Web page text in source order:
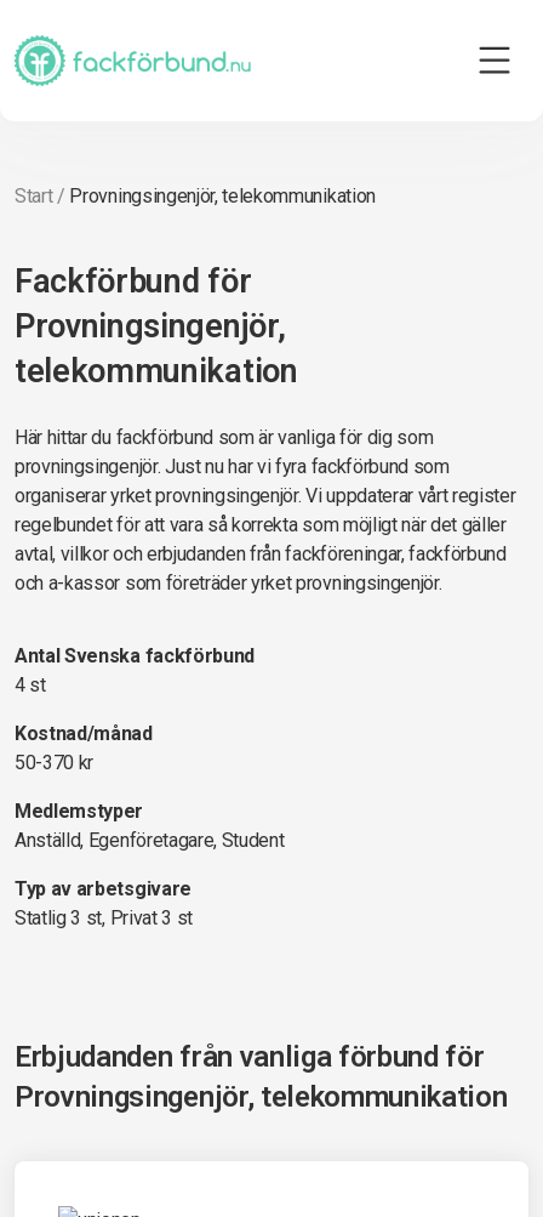
Start/ Provningsingenjör, telekommunikation
Fackförbund för
Provningsingenjör,
telekommunikation
Här hittar du fackförbund som är vanliga för dig som
provningsingenjör. Just nu har vi fyra fackförbund som
organiserar yrket provningsingenjör. Vi uppdaterar vårt register
regelbundet för att vara så korrekta som möjligt när det gäller
avtal, villkor och erbjudanden från fackföreningar, fackförbund
och a-kassor som företräder yrket provningsingenjör.
Antal Svenska fackförbund
4 st
Kostnad/månad
50-370 kr
Medlemstyper
Anställd, Egenföretagare, Student
Typ av arbetsgivare
Statlig 3 st, Privat 3 st
Erbjudanden från vanliga förbund för
Provningsingenjör, telekommunikation